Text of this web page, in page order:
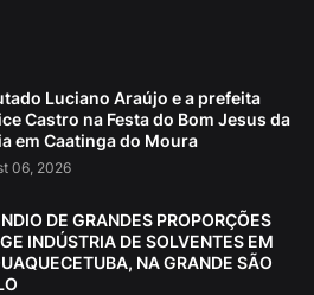
Luciano Araújo e a prefeita
Castro na Festa do Bom Jesus da
em Caatinga do Moura
06, 2026
DE GRANDES PROPORÇÕES
INDÚSTRIA DE SOLVENTES EM
NA GRANDE SÃO